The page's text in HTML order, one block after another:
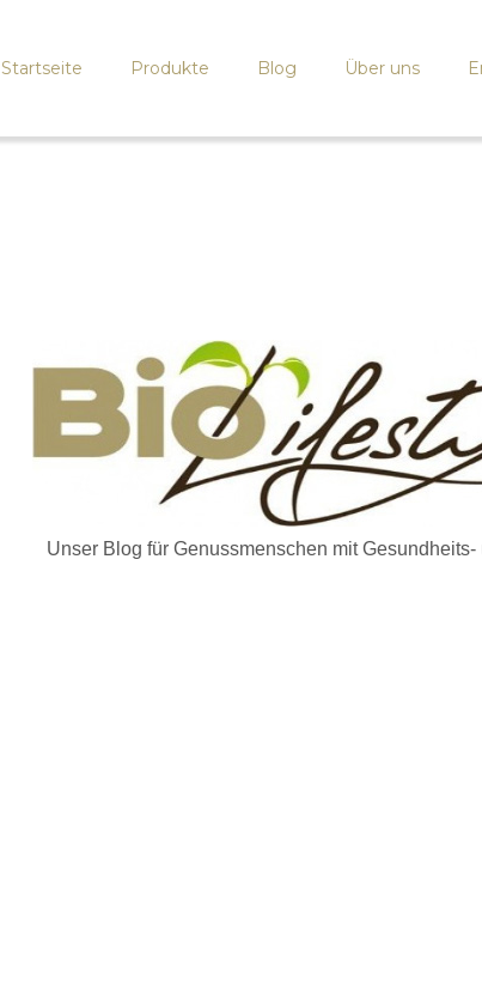
Startseite Produkte Blog Über uns
Unser Blog für Genussmenschen mit